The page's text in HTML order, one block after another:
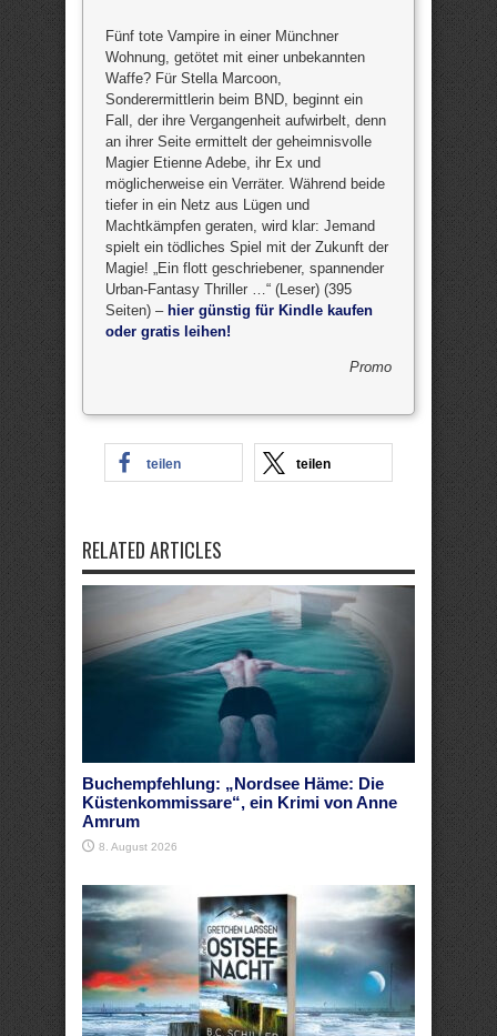
Fünf tote Vampire in einer Münchner
Wohnung, getötet mit einer unbekannten
Waffe? Für Stella Marcoon,
Sonderermittlerin beim BND, beginnt ein
Fall, der ihre Vergangenheit aufwirbelt, denn
an ihrer Seite ermittelt der geheimnisvolle
Magier Etienne Adebe, ihr Ex und
möglicherweise ein Verräter. Während beide
tiefer in ein Netz aus Lügen und
Machtkämpfen geraten, wird klar: Jemand
spielt ein tödliches Spiel mit der Zukunft der
Magie! „Ein flott geschriebener, spannender
Urban-Fantasy Thriller …“ (Leser) (395
Seiten) – hier günstig für Kindle kaufen
oder gratis leihen!
Promo
teilen teilen
RELATED ARTICLES
Buchempfehlung: „Nordsee Häme: Die
Küstenkommissare“, ein Krimi von Anne
Amrum
8. August 2026